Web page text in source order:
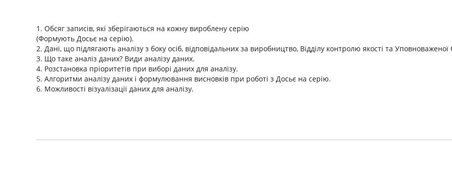
1. Обсяг записів, які зберігаються на кожну вироблену серію
(Формують Досьє на серію).
2. Дані, що підлягають аналізу з боку осіб, відповідальних за виробництво, Відділу контролю якості та
3. Що таке аналіз даних? Види аналізу даних.
4. Розстановка пріоритетів при виборі даних для аналізу.
5. Алгоритми аналізу даних і формулювання висновків при роботі з Досьє на серію.
6. Можливості візуалізації даних для аналізу.